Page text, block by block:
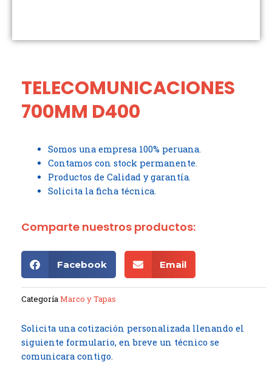
TELECOMUNICACIONES
700MM D400
Somos una empresa 100% peruana.
Contamos con stock permanente.
Productos de Calidad y garantía.
Solicita la ficha técnica.
Comparte nuestros productos:
Facebook Email
CategoríaMarco y Tapas
Solicita una cotización personalizada llenando el
siguiente formulario, en breve un técnico se
comunicara contigo.